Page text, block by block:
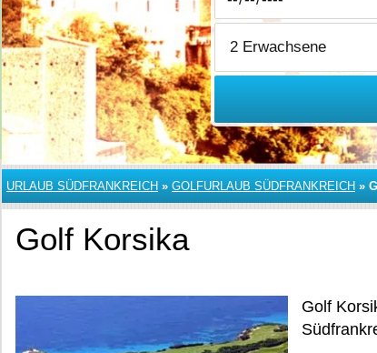
URLAUB SÜDFRANKREICH » GOLFURLAUB SÜDFRANKREICH »
Golf Korsika
Golf